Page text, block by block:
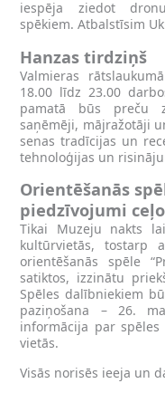
iespēja ziedot
spēkiem. Atbalstīsim
Hanzas tirdziņš
Valmieras
18.00 līdz 23.00
pamatā būs preču
saņēmēji, mājražotāji
senas tradīcijas un
tehnoloģijas un
Orientēšanās
piedzīvojumi
Tikai Muzeju nakts
kultūrvietās, tostarp
orientēšanās spēle
satiktos, izzinātu
Spēles dalībniekiem
paziņošana – 26.
informācija par
vietās.
Visās norisēs ieeja un